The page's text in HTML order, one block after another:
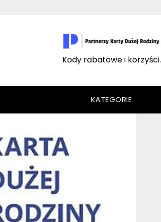
Kody rabatowe i korzyści.
KATEGORIE